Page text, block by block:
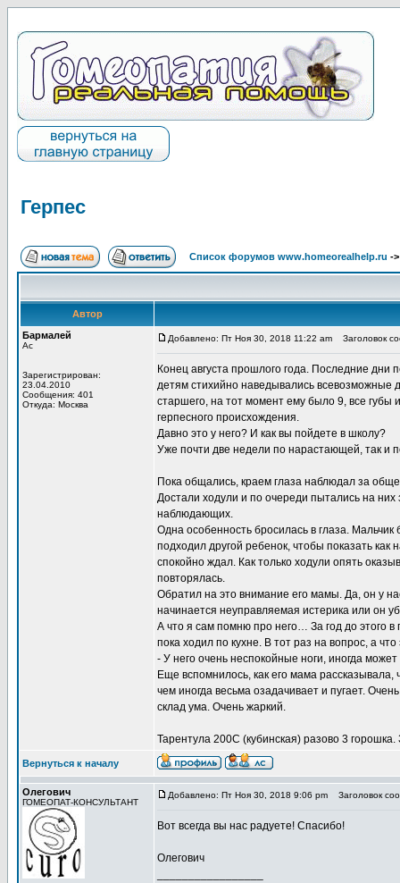
Герпес
Список форумов www.homeorealhelp.ru -
Автор
Бармалей
Ас
Зарегистрирован:
23.04.2010
Сообщения: 401
Откуда: Москва
Добавлено: Пт Ноя 30, 2018 11:22 am Заголовок
Конец августа прошлого года. Последние дни
детям стихийно наведывались
старшего, на тот момент ему было 9, все губы
герпесного происхождения.
Давно это у него? И как вы пойдете в школу?
Уже почти две недели по нарастающей, так и
Пока общались, краем глаза наблюдал за
Достали ходули и по очереди пытались на них
наблюдающих.
Одна особенность бросилась в глаза.
подходил другой ребенок, чтобы показать как
спокойно ждал. Как только ходули опять
повторялась.
Обратил на это внимание его мамы. Да, он у
начинается неуправляемая истерика или он
А что я сам помню про него… За год до этого в
пока ходил по кухне. В тот раз на вопрос, а
- У него очень неспокойные ноги, иногда
Еще вспомнилось, как его мама рассказывала,
чем иногда весьма озадачивает и пугает.
склад ума. Очень жаркий.
Тарентула 200С (кубинская) разово 3
Вернуться к началу
Олегович
ГОМЕОПАТ-КОНСУЛЬТАНТ
Добавлено: Пт Ноя 30, 2018 9:06 pm Заголовок
Вот всегда вы нас радуете! Спасибо!
Олегович